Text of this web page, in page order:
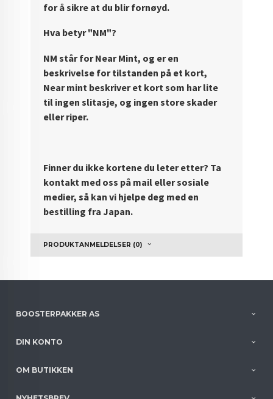
for å sikre at du blir fornøyd.
Hva betyr "NM"?
NM står for Near Mint, og er en
beskrivelse for tilstanden på et kort,
Near mint beskriver et kort som har lite
til ingen slitasje, og ingen store skader
eller riper.
Finner du ikke kortene du leter etter? Ta
kontakt med oss på mail eller sosiale
medier, så kan vi hjelpe deg med en
bestilling fra Japan.
PRODUKTANMELDELSER (0)
BOOSTERPAKKER AS
DIN KONTO
OM BUTIKKEN